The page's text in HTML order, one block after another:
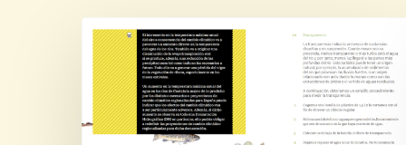
Novedades
de
inspección
de
otoño